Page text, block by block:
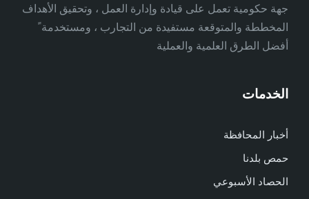
جهة حكومية تعمل على قيادة وإدارة العمل ، وتحقيق الأهداف
المخططة والمتوقعة مستفيدة من التجارب ، ومستخدمة ً
أفضل الطرق العلمية والعملية
الخدمات
أخبار المحافظة
حمص بلدنا
الحصاد الأسبوعي